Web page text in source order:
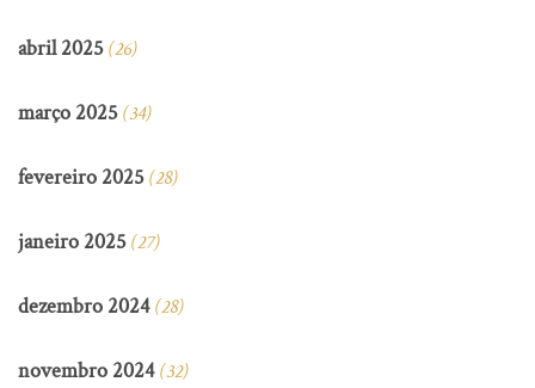
abril 2025(26)
março 2025(34)
fevereiro 2025(28)
janeiro 2025(27)
dezembro 2024(28)
novembro 2024(32)